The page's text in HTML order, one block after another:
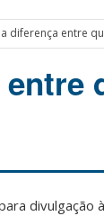
diferença entre